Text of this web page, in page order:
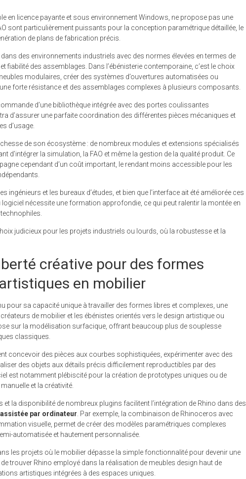
en licence payante et sous environnement Windows, ne propose pas une
sont particulièrement puissants pour la conception paramétrique détaillée, le
de plans de fabrication précis.
des environnements industriels avec des normes élevées en termes de
fiabilité des assemblages. Dans l’ébénisterie contemporaine, c’est le choix
modulaires, créer des systèmes d’ouvertures automatisées ou
forte résistance et des assemblages complexes à plusieurs composants.
d’une bibliothèque intégrée avec des portes coulissantes
d’assurer une parfaite coordination des différentes pièces mécaniques et
d’usage.
de son écosystème : de nombreux modules et extensions spécialisés
d’intégrer la simulation, la FAO et même la gestion de la qualité produit. Ce
cependant d’un coût important, le rendant moins accessible pour les
ingénieurs et les bureaux d’études, et bien que l’interface ait été améliorée ces
nécessite une formation approfondie, ce qui peut ralentir la montée en
judicieux pour les projets industriels ou lourds, où la robustesse et la
créative pour des formes
en mobilier
pour sa capacité unique à travailler des formes libres et complexes, une
de mobilier et les ébénistes orientés vers le design artistique ou
sur la modélisation surfacique, offrant beaucoup plus de souplesse
classiques.
concevoir des pièces aux courbes sophistiquées, expérimenter avec des
des objets aux détails précis difficilement reproductibles par des
est notamment plébiscité pour la création de prototypes uniques ou de
et la créativité.
et la disponibilité de nombreux plugins facilitent l’intégration de Rhino dans des
par ordinateur . Par exemple, la combinaison de Rhinoceros avec
visuelle, permet de créer des modèles paramétriques complexes
automatisée et hautement personnalisée.
les projets où le mobilier dépasse la simple fonctionnalité pour devenir une
trouver Rhino employé dans la réalisation de meubles design haut de
artistiques intégrées à des espaces uniques.